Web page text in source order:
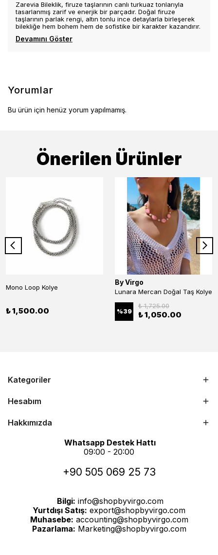
Zarevia Bileklik, firuze taşlarının canlı turkuaz tonlarıyla
tasarlanmış zarif ve enerjik bir parçadır. Doğal firuze
taşlarının parlak rengi, altın tonlu ince detaylarla birleşerek
bilekliğe hem bohem hem de sofistike bir karakter kazandırır.
Devamını Göster
Yorumlar
Bu ürün için henüz yorum yapılmamış.
Önerilen Ürünler
Mono Loop Kolye
₺ 1,500.00
By Virgo
Lunara Mercan Doğal Taş Kolye
%39
₺ 1,725.00
₺ 1,050.00
Kategoriler
Hesabım
Hakkımızda
Whatsapp Destek Hattı
09:00 - 20:00
+90 505 069 25 73
Bilgi: info@shopbyvirgo.com
Yurtdışı Satış: export@shopbyvirgo.com
Muhasebe: accounting@shopbyvirgo.com
Pazarlama: Marketing@shopbyvirgo.com